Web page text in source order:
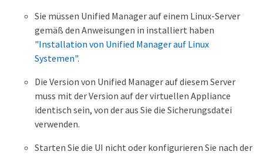
Sie müssen Unified Manager auf einem Linux-Server
gemäß den Anweisungen in installiert haben
"Installation von Unified Manager auf Linux
Systemen".
Die Version von Unified Manager auf diesem Server
muss mit der Version auf der virtuellen Appliance
identisch sein, von der aus Sie die Sicherungsdatei
verwenden.
Starten Sie die UI nicht oder konfigurieren Sie nach der